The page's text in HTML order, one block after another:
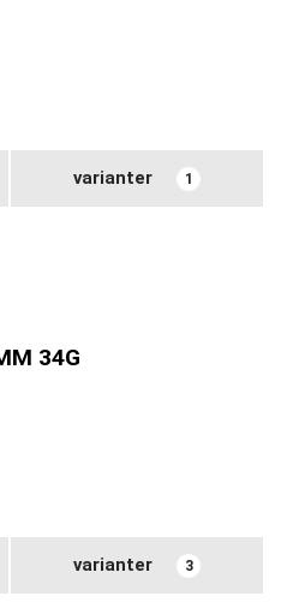
varianter 1
34G
varianter 3